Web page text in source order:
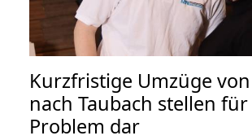
Kurzfristige Umzüge
nach Taubach stellen
Problem dar